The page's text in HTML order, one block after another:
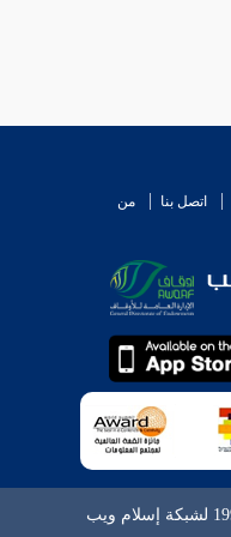
اتصل بنا
من